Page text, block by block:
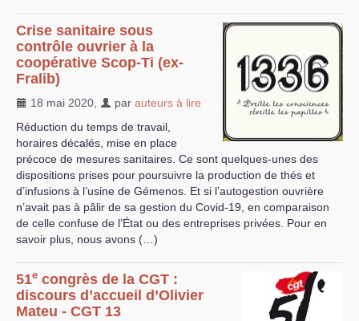
Crise sanitaire sous
contrôle ouvrier à la
coopérative Scop-Ti (ex-
Fralib)
18 mai 2020 par auteurs à lire
Réduction du temps de travail,
horaires décalés, mise en place
précoce de mesures sanitaires. Ce sont quelques-unes des
dispositions prises pour poursuivre la production de thés et
d’infusions à l’usine de Gémenos. Et si l’autogestion ouvrière
n’avait pas à pâlir de sa gestion du Covid-19, en comparaison
de celle confuse de l’État ou des entreprises privées. Pour en
savoir plus, nous avons (…)
51e congrès de la CGT :
discours d’accueil d’Olivier
Mateu - CGT 13